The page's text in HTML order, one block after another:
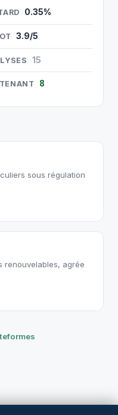
0.35%
3.9/5
15
8
sous régulation
renouvelables, agrée